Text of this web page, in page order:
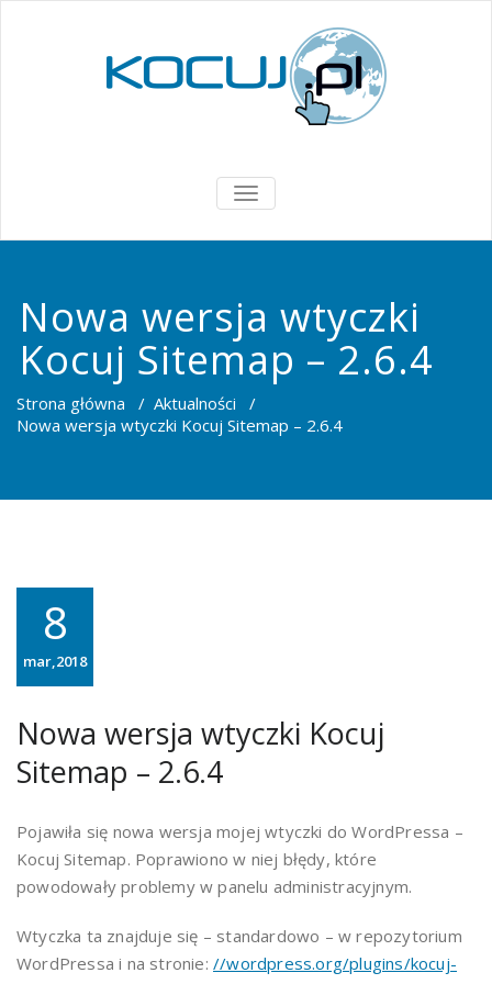
PRZEŁĄCZ
NAWIGACJĘ
Nowa wersja wtyczki
Kocuj Sitemap – 2.6.4
Strona główna / Aktualności /
Nowa wersja wtyczki Kocuj Sitemap – 2.6.4
8
mar,2018
Nowa wersja wtyczki Kocuj
Sitemap – 2.6.4
Pojawiła się nowa wersja mojej wtyczki do WordPressa –
Kocuj Sitemap. Poprawiono w niej błędy, które
powodowały problemy w panelu administracyjnym.
Wtyczka ta znajduje się – standardowo – w repozytorium
WordPressa i na stronie: //wordpress.org/plugins/kocuj-